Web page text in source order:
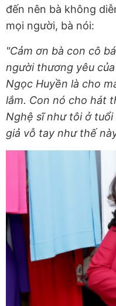
đến nên bà không
mọi người, bà nói:
"Cảm ơn bà con cô
người thương yêu
Ngọc Huyền là cho
lắm. Con nó cho hát
Nghệ sĩ như tôi ở
giả vỗ tay như thế